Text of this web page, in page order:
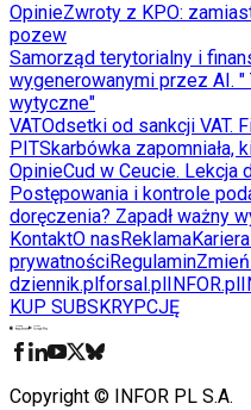
OpinieZwroty z KPO:
pozew
Samorząd terytorialny i
wygenerowanymi przez AI.
wytyczne"
VATOdsetki od sankcji VAT.
PITSkarbówka zapomniała,
OpinieCud w Ceucie. Lekcja
Postępowania i kontrole
doręczenia? Zapadł ważny
KontaktO nas ReklamaKariera
prywatnościRegulamin
dziennik.pl forsal.pl INFOR.pl
KUP SUBSKRYPCJĘ
Copyright © INFOR PL S.A.